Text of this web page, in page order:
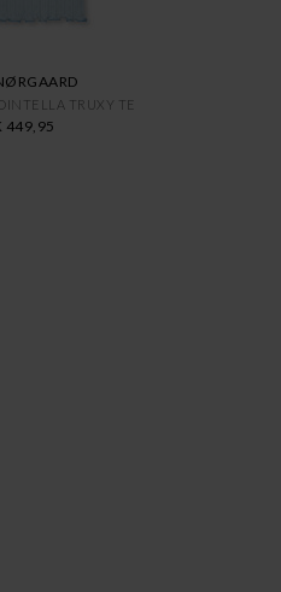
TRUXY TE
449,95